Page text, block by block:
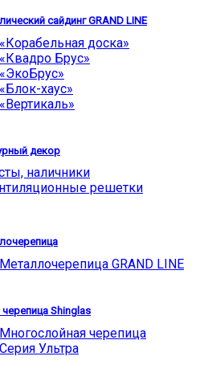
сайдинг GRAND LINE
«Корабельная доска»
«Квадро Брус»
«ЭкоБрус»
«Блок-хаус»
«Вертикаль»
декор
наличники
решетки
Металлочерепица GRAND LINE
черепица Shinglas
Многослойная черепица
Серия Ультра